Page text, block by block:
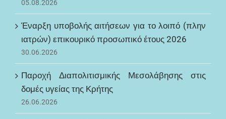
05.08.2026
Έναρξη υποβολής αιτήσεων για το λοιπό (πλην
ιατρών) επικουρικό προσωπικό έτους 2026
30.06.2026
Παροχή Διαπολιτισμικής Μεσολάβησης στις
δομές υγείας της Κρήτης
26.06.2026